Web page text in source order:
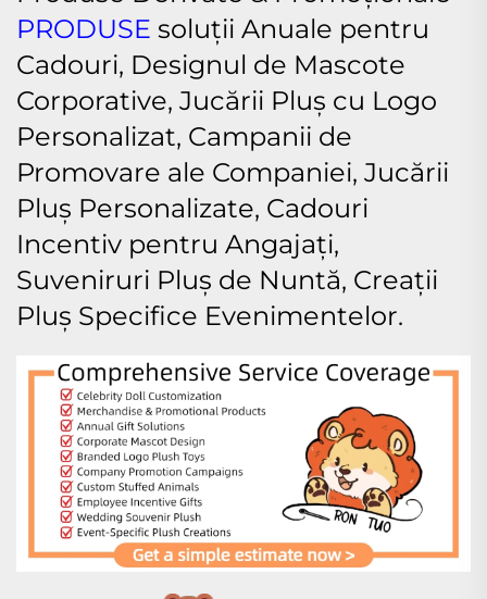
PRODUSE soluții Anuale pentru
Cadouri, Designul de Mascote
Corporative, Jucării Pluș cu Logo
Personalizat, Campanii de
Promovare ale Companiei, Jucării
Pluș Personalizate, Cadouri
Incentiv pentru Angajați,
Suveniruri Pluș de Nuntă, Creații
Pluș Specifice Evenimentelor.